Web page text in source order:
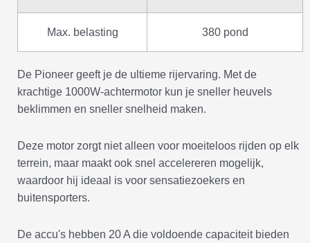
Max. belasting 380 pond
De Pioneer geeft je de ultieme rijervaring. Met de
krachtige 1000W-achtermotor kun je sneller heuvels
beklimmen en sneller snelheid maken.
Deze motor zorgt niet alleen voor moeiteloos rijden op elk
terrein, maar maakt ook snel accelereren mogelijk,
waardoor hij ideaal is voor sensatiezoekers en
buitensporters.
De accu's hebben 20 A die voldoende capaciteit bieden